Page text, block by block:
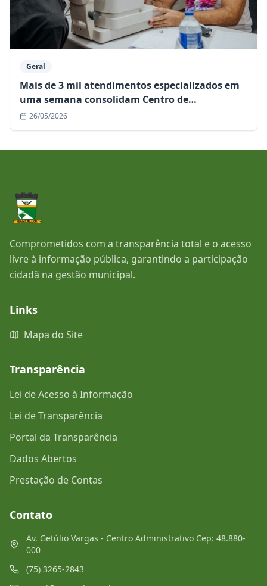
Geral
Mais de 3 mil atendimentos especializados em
uma semana consolidam Centro de
Especialidades como referência regional
26/05/2026
Comprometidos com a transparência total e o acesso
livre à informação pública, garantindo a participação
cidadã na gestão municipal.
Links
Mapa do Site
Transparência
Lei de Acesso à Informação
Lei de Transparência
Portal da Transparência
Dados Abertos
Prestação de Contas
Contato
Av. Getúlio Vargas - Centro Administrativo Cep: 48.880-
000
(75) 3265-2843